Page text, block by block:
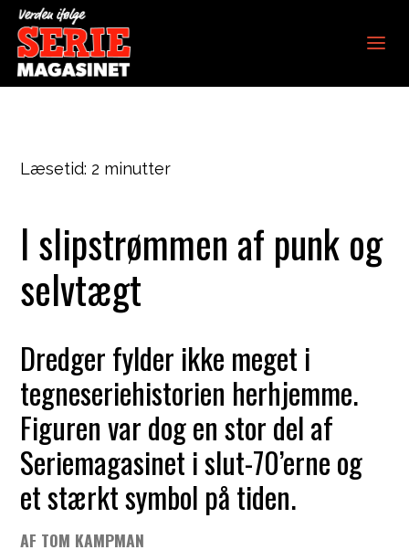
Læsetid: 2 minutter
I slipstrømmen af punk og
selvtægt
Dredger fylder ikke meget i
tegneseriehistorien herhjemme.
Figuren var dog en stor del af
Seriemagasinet i slut-70’erne og
et stærkt symbol på tiden.
AF TOM KAMPMAN